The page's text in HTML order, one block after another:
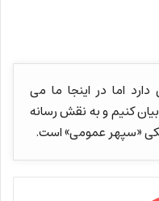
اما در اینجا ما می
کنیم و به نقش رسانه
یکی «سپهر عمومی» است.